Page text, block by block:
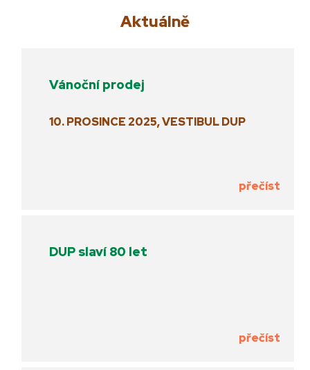
Aktuálně
Vánoční prodej
10. PROSINCE 2025, VESTIBUL DUP
přečíst
DUP slaví 80 let
přečíst